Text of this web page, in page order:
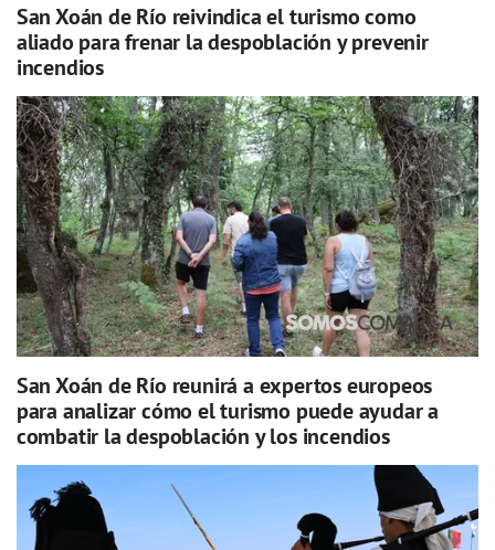
San Xoán de Río reivindica el turismo como
aliado para frenar la despoblación y prevenir
incendios
San Xoán de Río reunirá a expertos europeos
para analizar cómo el turismo puede ayudar a
combatir la despoblación y los incendios